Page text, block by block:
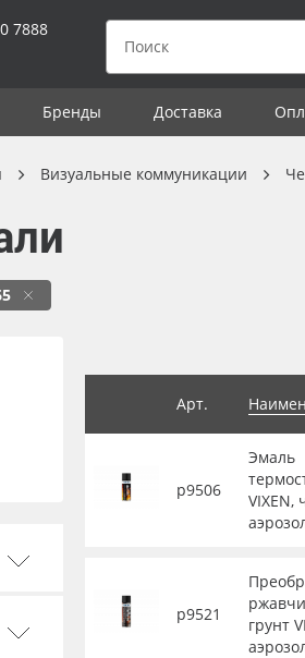
7888
Бренды Доставка
Визуальные коммуникации
Арт.
р9506
Эмаль
VIXEN,
р9521
грунт